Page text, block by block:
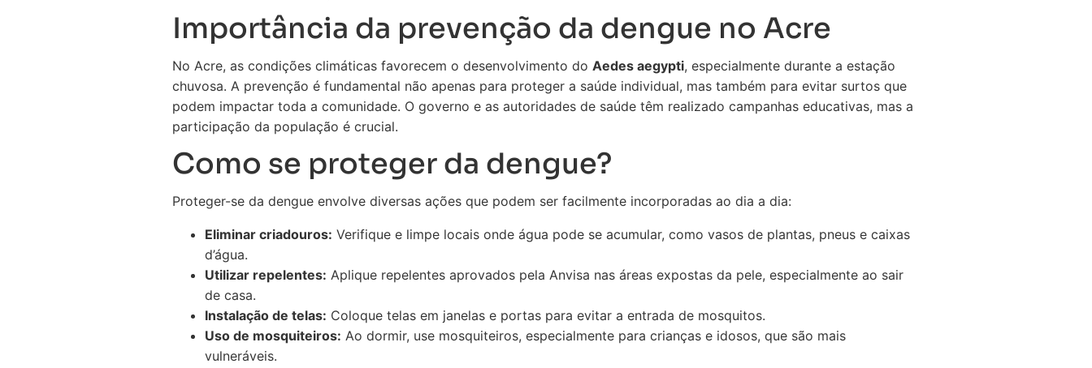
Importância da prevenção da dengue no Acre
No Acre, as condições climáticas favorecem o desenvolvimento do Aedes aegypti, especialmente durante a estação
chuvosa. A prevenção é fundamental não apenas para proteger a saúde individual, mas também para evitar surtos que
podem impactar toda a comunidade. O governo e as autoridades de saúde têm realizado campanhas educativas, mas a
participação da população é crucial.
Como se proteger da dengue?
Proteger-se da dengue envolve diversas ações que podem ser facilmente incorporadas ao dia a dia:
Eliminar criadouros: Verifique e limpe locais onde água pode se acumular, como vasos de plantas, pneus e caixas
d’água.
Utilizar repelentes: Aplique repelentes aprovados pela Anvisa nas áreas expostas da pele, especialmente ao sair
de casa.
Instalação de telas: Coloque telas em janelas e portas para evitar a entrada de mosquitos.
Uso de mosquiteiros: Ao dormir, use mosquiteiros, especialmente para crianças e idosos, que são mais
vulneráveis.